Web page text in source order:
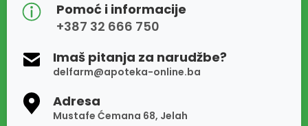
Pomoć i informacije
+387 32 666 750
Imaš pitanja za narudžbe?
delfarm@apoteka-online.ba
Adresa
Mustafe Ćemana 68, Jelah